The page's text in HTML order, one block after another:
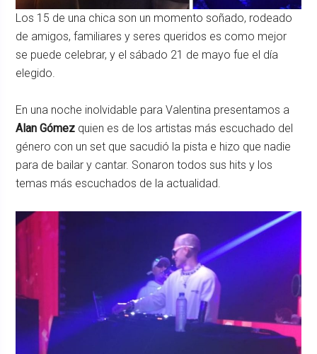
Los 15 de una chica son un momento soñado, rodeado
de amigos, familiares y seres queridos es como mejor
se puede celebrar, y el sábado 21 de mayo fue el día
elegido.
En una noche inolvidable para Valentina presentamos a
Alan Gómez quien es de los artistas más escuchado del
género con un set que sacudió la pista e hizo que nadie
para de bailar y cantar. Sonaron todos sus hits y los
temas más escuchados de la actualidad.